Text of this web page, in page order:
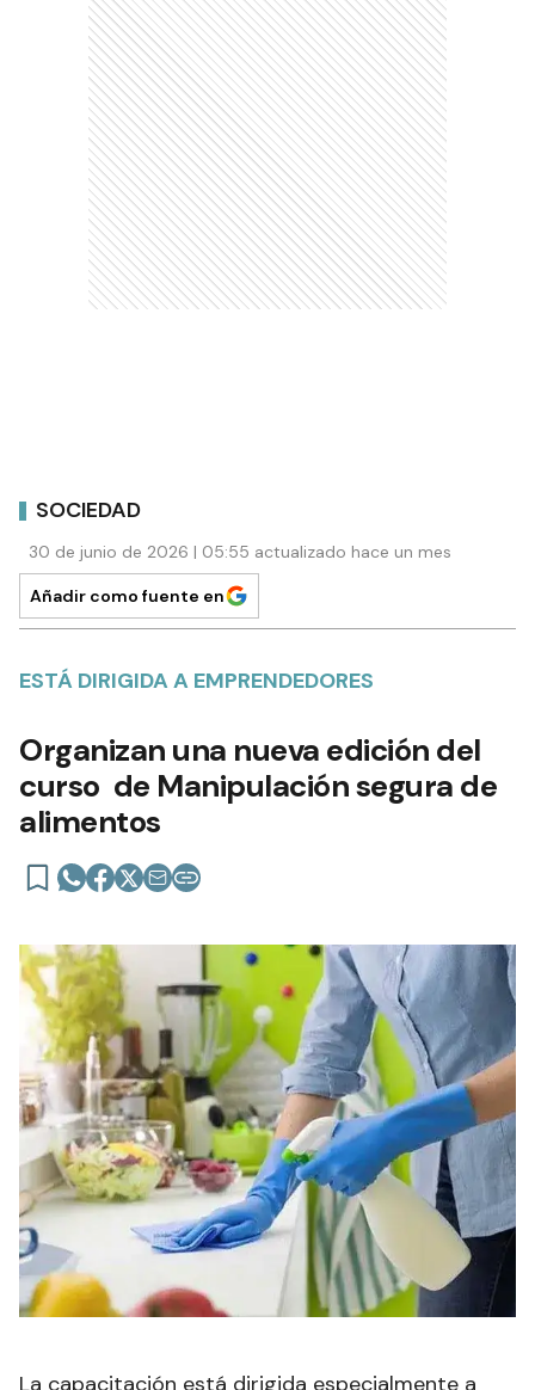
SOCIEDAD
30 de junio de 2026 | 05:55 actualizado hace un mes
Añadir como fuente en
ESTÁ DIRIGIDA A EMPRENDEDORES
Organizan una nueva edición del
curso de Manipulación segura de
alimentos
La capacitación está dirigida especialmente a